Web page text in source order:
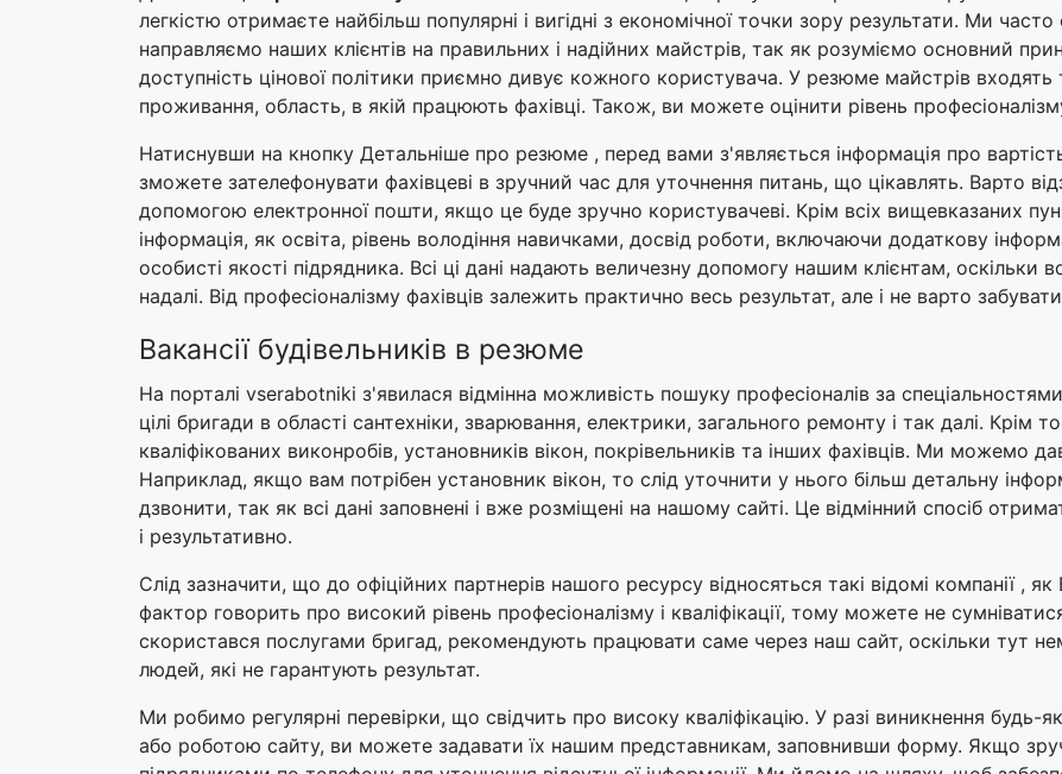
легкістю отримаєте найбільш популярні і вигідні з економічної точки зору результати. Ми
направляємо наших клієнтів на правильних і надійних майстрів, так як розуміємо основний
доступність цінової політики приємно дивує кожного користувача. У резюме майстрів входять
проживання, область, в якій працюють фахівці. Також, ви можете оцінити рівень
Натиснувши на кнопку Детальніше про резюме , перед вами з'являється інформація про
зможете зателефонувати фахівцеві в зручний час для уточнення питань, що цікавлять. Варто
допомогою електронної пошти, якщо це буде зручно користувачеві. Крім всіх вищевказаних
інформація, як освіта, рівень володіння навичками, досвід роботи, включаючи додаткову
особисті якості підрядника. Всі ці дані надають величезну допомогу нашим клієнтам, оскільки
надалі. Від професіоналізму фахівців залежить практично весь результат, але і не варто
Вакансії будівельників в резюме
На порталі vserabotniki з'явилася відмінна можливість пошуку професіоналів за
цілі бригади в області сантехніки, зварювання, електрики, загального ремонту і так далі. Крім
кваліфікованих виконробів, установників вікон, покрівельників та інших фахівців. Ми можемо
Наприклад, якщо вам потрібен установник вікон, то слід уточнити у нього більш детальну
дзвонити, так як всі дані заповнені і вже розміщені на нашому сайті. Це відмінний спосіб
і результативно.
Слід зазначити, що до офіційних партнерів нашого ресурсу відносяться такі відомі компанії ,
фактор говорить про високий рівень професіоналізму і кваліфікації, тому можете не
скористався послугами бригад, рекомендують працювати саме через наш сайт, оскільки тут
людей, які не гарантують результат.
Ми робимо регулярні перевірки, що свідчить про високу кваліфікацію. У разі виникнення будь-
або роботою сайту, ви можете задавати їх нашим представникам, заповнивши форму. Якщо